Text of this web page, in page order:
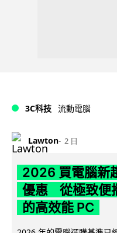
3C科技 流動電腦
Lawton 2 日
2026 買電腦新
優惠 從極致便
的高效能 PC